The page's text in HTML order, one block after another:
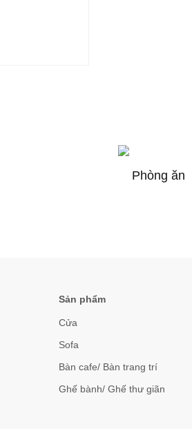
Phòng ăn
Sản phẩm
Cửa
Sofa
Bàn cafe/ Bàn trang trí
Ghế bành/ Ghế thư giãn